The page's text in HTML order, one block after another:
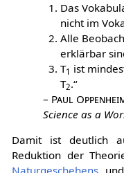
Das
nicht im
Alle
erklärbar
T1 ist
T2.“
– Paul
Science as a
Damit ist deutlich
Reduktion der